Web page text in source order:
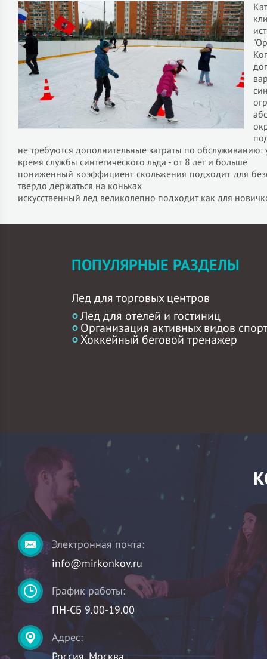
не требуются дополнительные затраты по
время службы синтетического льда - от 8 лет и больше
пониженный коэффициент скольжения подходит для
твердо держаться на коньках
искусственный лед великолепно подходит как для
ПОПУЛЯРНЫЕ РАЗДЕЛЫ
Лед для торговых центров
Лед для отелей и гостиниц
Организация активных видов
Хоккейный беговой тренажер
Электронная почта:
info@mirkonkov.ru
График работы:
ПН-СБ 9.00-19.00
Адрес: